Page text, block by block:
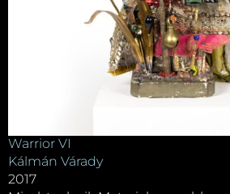
Warrior VI
Kálmán Várady
2017